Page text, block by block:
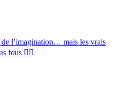
l’imagination… mais les vrais
fous 🏴‍☠️